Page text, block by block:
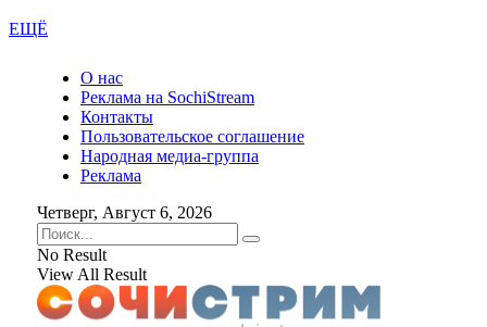
ЕЩЁ
О нас
Реклама на SochiStream
Контакты
Пользовательское соглашение
Народная медиа-группа
Реклама
Четверг, Август 6, 2026
No Result
View All Result